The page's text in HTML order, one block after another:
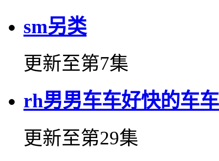
sm另类
更新至第7集
rh男男车车好快的车
更新至第29集